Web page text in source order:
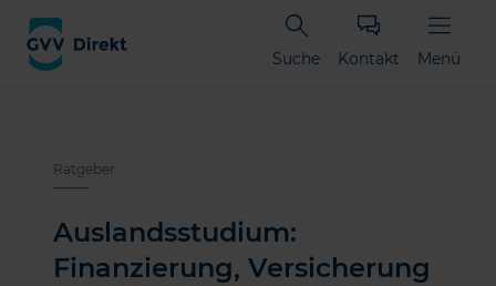
Suche Kontakt Menü
Ratgeber
Auslandsstudium:
Finanzierung, Versicherung